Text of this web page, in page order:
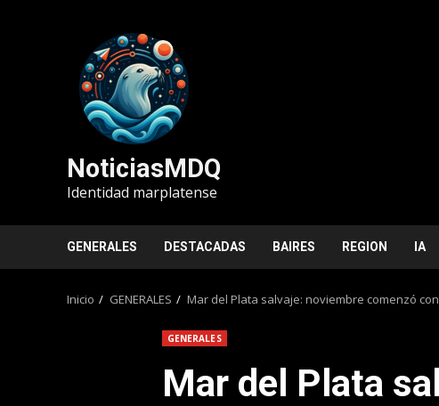
NoticiasMDQ
Identidad marplatense
GENERALES DESTACADAS BAIRES REGION IA
Inicio GENERALES Mar del Plata salvaje: noviembre comenzó
GENERALES
Mar del Plata